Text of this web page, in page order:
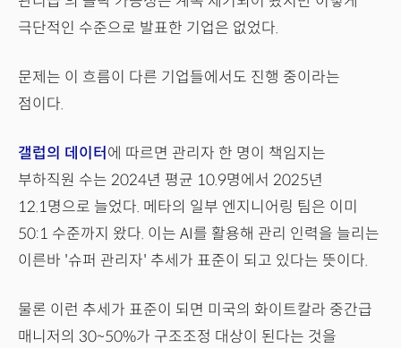
극단적인 수준으로 발표한 기업은 없었다.
문제는 이 흐름이 다른 기업들에서도 진행 중이라는
점이다.
갤럽의 데이터 에 따르면 관리자 한 명이 책임지는
부하직원 수는 2024년 평균 10.9명에서 2025년
12.1명으로 늘었다. 메타의 일부 엔지니어링 팀은 이미
50:1 수준까지 왔다. 이는 AI를 활용해 관리 인력을 늘리는
이른바 '슈퍼 관리자' 추세가 표준이 되고 있다는 뜻이다.
물론 이런 추세가 표준이 되면 미국의 화이트칼라 중간급
매니저의 30~50%가 구조조정 대상이 된다는 것을